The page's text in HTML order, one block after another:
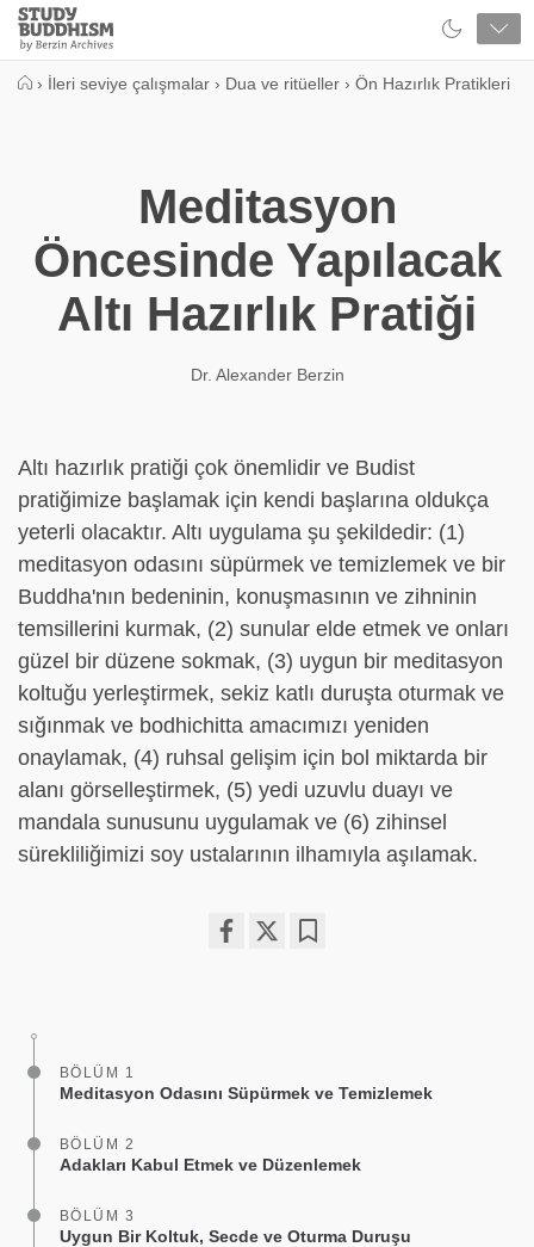
Close
Study
Buddhism
› İleri seviye çalışmalar › Dua ve ritüeller › Ön Hazırlık Pratikleri
Meditasyon
Öncesinde Yapılacak
Altı Hazırlık Pratiği
Dr. Alexander Berzin
Altı hazırlık pratiği çok önemlidir ve Budist
pratiğimize başlamak için kendi başlarına oldukça
yeterli olacaktır. Altı uygulama şu şekildedir: (1)
meditasyon odasını süpürmek ve temizlemek ve bir
Buddha'nın bedeninin, konuşmasının ve zihninin
temsillerini kurmak, (2) sunular elde etmek ve onları
güzel bir düzene sokmak, (3) uygun bir meditasyon
koltuğu yerleştirmek, sekiz katlı duruşta oturmak ve
sığınmak ve bodhichitta amacımızı yeniden
onaylamak, (4) ruhsal gelişim için bol miktarda bir
alanı görselleştirmek, (5) yedi uzuvlu duayı ve
mandala sunusunu uygulamak ve (6) zihinsel
sürekliliğimizi soy ustalarının ilhamıyla aşılamak.
BÖLÜM 1
Meditasyon Odasını Süpürmek ve Temizlemek
BÖLÜM 2
Adakları Kabul Etmek ve Düzenlemek
BÖLÜM 3
Uygun Bir Koltuk, Secde ve Oturma Duruşu